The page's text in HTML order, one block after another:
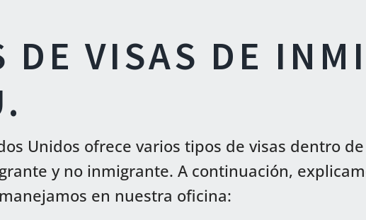
DE VISAS DE
Unidos ofrece varios tipos de visas dentro
y no inmigrante. A continuación,
en nuestra oficina: